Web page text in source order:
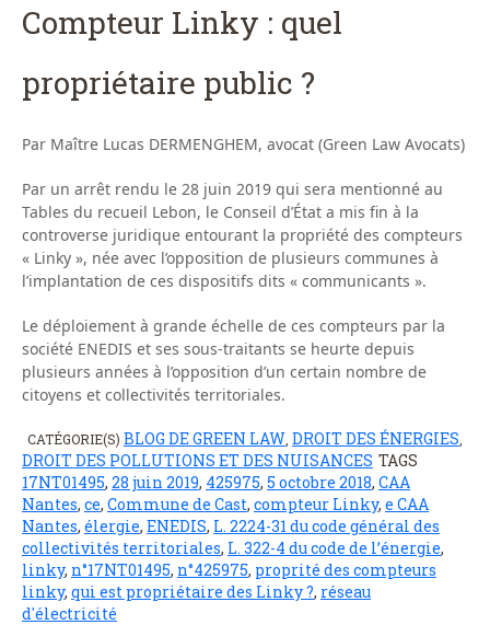
Compteur Linky : quel
propriétaire public ?
Par Maître Lucas DERMENGHEM, avocat (Green Law Avocats)
Par un arrêt rendu le 28 juin 2019 qui sera mentionné au
Tables du recueil Lebon, le Conseil d’État a mis fin à la
controverse juridique entourant la propriété des compteurs
« Linky », née avec l’opposition de plusieurs communes à
l’implantation de ces dispositifs dits « communicants ».
Le déploiement à grande échelle de ces compteurs par la
société ENEDIS et ses sous-traitants se heurte depuis
plusieurs années à l’opposition d’un certain nombre de
citoyens et collectivités territoriales.
CATÉGORIE(S) BLOG DE GREEN LAW DROIT DES ÉNERGIES
DROIT DES POLLUTIONS ET DES NUISANCES TAGS
17NT01495, 28 juin 2019, 425975, 5 octobre 2018, CAA
Nantes, ce, Commune de Cast, compteur Linky, e CAA
Nantes, élergie, ENEDIS, L. 2224-31 du code général des
collectivités territoriales, L. 322-4 du code de l’énergie,
linky, n°17NT01495, n°425975, proprité des compteurs
linky, qui est propriétaire des Linky ?, réseau
d'électricité